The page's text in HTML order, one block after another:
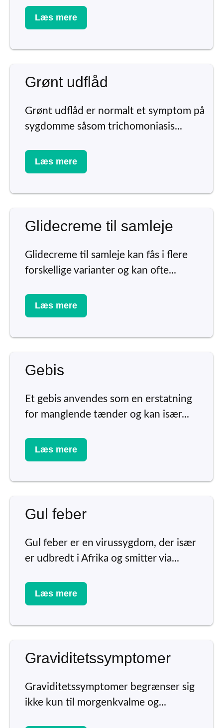
Læs mere
Grønt udflåd
Grønt udflåd er normalt et symptom på
sygdomme såsom trichomoniasis...
Læs mere
Glidecreme til samleje
Glidecreme til samleje kan fås i flere
forskellige varianter og kan ofte...
Læs mere
Gebis
Et gebis anvendes som en erstatning
for manglende tænder og kan især...
Læs mere
Gul feber
Gul feber er en virussygdom, der især
er udbredt i Afrika og smitter via...
Læs mere
Graviditetssymptomer
Graviditetssymptomer begrænser sig
ikke kun til morgenkvalme og...